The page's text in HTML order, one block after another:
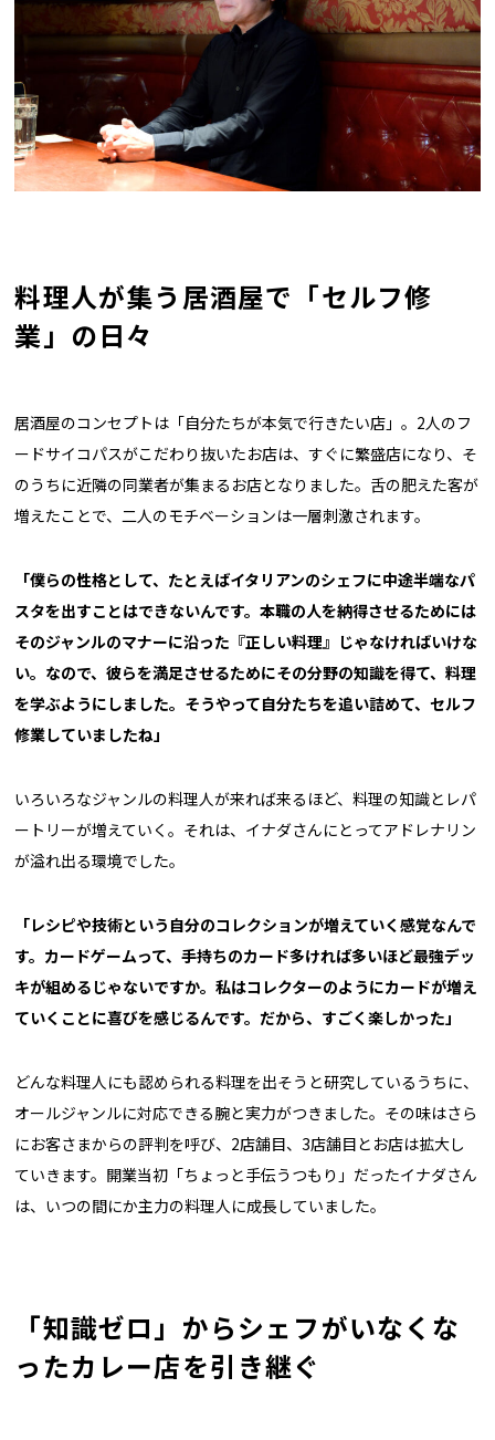
料理人が集う居酒屋で「セルフ修
業」の日々
居酒屋のコンセプトは「自分たちが本気で行きたい店」。2人のフ
ードサイコパスがこだわり抜いたお店は、すぐに繁盛店になり、そ
のうちに近隣の同業者が集まるお店となりました。舌の肥えた客が
増えたことで、二人のモチベーションは一層刺激されます。
「僕らの性格として、たとえばイタリアンのシェフに中途半端なパ
スタを出すことはできないんです。本職の人を納得させるためには
そのジャンルのマナーに沿った『正しい料理』じゃなければいけな
い。なので、彼らを満足させるためにその分野の知識を得て、料理
を学ぶようにしました。そうやって自分たちを追い詰めて、セルフ
修業していましたね」
いろいろなジャンルの料理人が来れば来るほど、料理の知識とレパ
ートリーが増えていく。それは、イナダさんにとってアドレナリン
が溢れ出る環境でした。
「レシピや技術という自分のコレクションが増えていく感覚なんで
す。カードゲームって、手持ちのカード多ければ多いほど最強デッ
キが組めるじゃないですか。私はコレクターのようにカードが増え
ていくことに喜びを感じるんです。だから、すごく楽しかった」
どんな料理人にも認められる料理を出そうと研究しているうちに、
オールジャンルに対応できる腕と実力がつきました。その味はさら
にお客さまからの評判を呼び、2店舗目、3店舗目とお店は拡大し
ていきます。開業当初「ちょっと手伝うつもり」だったイナダさん
は、いつの間にか主力の料理人に成長していました。
「知識ゼロ」からシェフがいなくな
ったカレー店を引き継ぐ